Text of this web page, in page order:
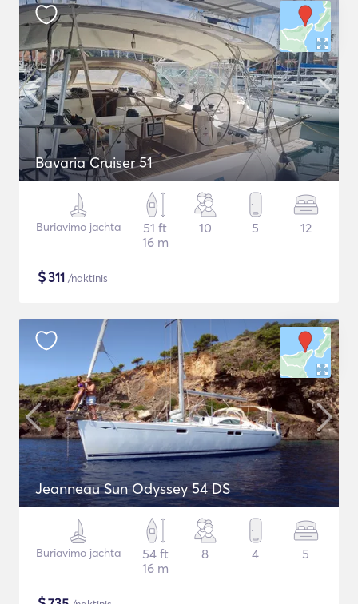
Bavaria Cruiser 51
Buriavimo jachta
51 ft
16 m
10 5 12
$311 /naktinis
Jeanneau Sun Odyssey 54 DS
Buriavimo jachta
54 ft
16 m
8 4 5